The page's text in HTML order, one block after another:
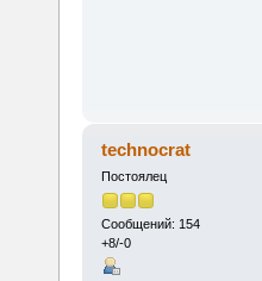
technocrat
Постоялец
Сообщений: 154
+8/-0